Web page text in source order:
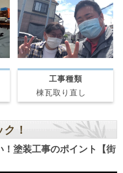
工事種類
棟瓦取り直し
！
塗装工事のポイント【街